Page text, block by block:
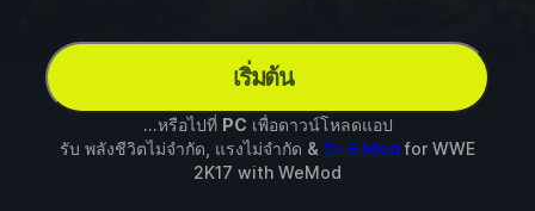
เริ่มต้น
...หรือไปที่ PC เพื่อดาวน์โหลดแอป
รับ พลังชีวิตไม่จำกัด, แรงไม่จำกัด & อีก 6 Mod for WWE
2K17 with WeMod